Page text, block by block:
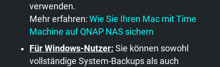
verwenden.
Mehr erfahren: Wie Sie Ihren Mac mit Time
Machine auf QNAP NAS sichern
Für Windows-Nutzer: Sie können sowohl
vollständige System-Backups als auch